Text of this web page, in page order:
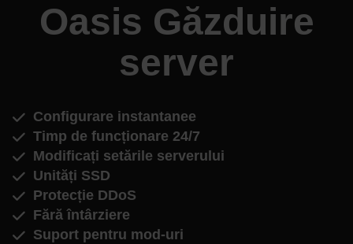
Oasis Găzduire
server
Configurare instantanee
Timp de funcționare 24/7
Modificați setările serverului
Unități SSD
Protecție DDoS
Fără întârziere
Suport pentru mod-uri